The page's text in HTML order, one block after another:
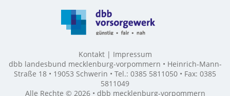
Kontakt
Impressum
dbb landesbund mecklenburg-vorpommern • Heinrich-Mann-
Straße 18 • 19053 Schwerin • Tel.: 0385 5811050 • Fax: 0385
5811049
Alle Rechte © 2026 • dbb mecklenburg-vorpommern